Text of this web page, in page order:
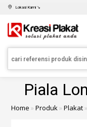
Lokasi Kami ↘
Piala
Home »Produk»Plakat